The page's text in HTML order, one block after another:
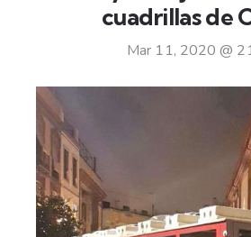
cuadrillas de
Mar 11, 2020 @